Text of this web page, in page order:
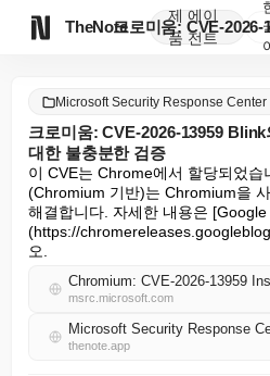
TheNote
제
품
에이
전트
Microsoft Security Response Center
크로미움: CVE-2026-13959
대한 불충분한 검증
이 CVE는 Chrome에서 할당되었
(Chromium 기반)는 Chromium을
해결합니다. 자세한 내용은
(https://
오.
msrc.microsoft.com
Microsoft Security Response
thenote.app